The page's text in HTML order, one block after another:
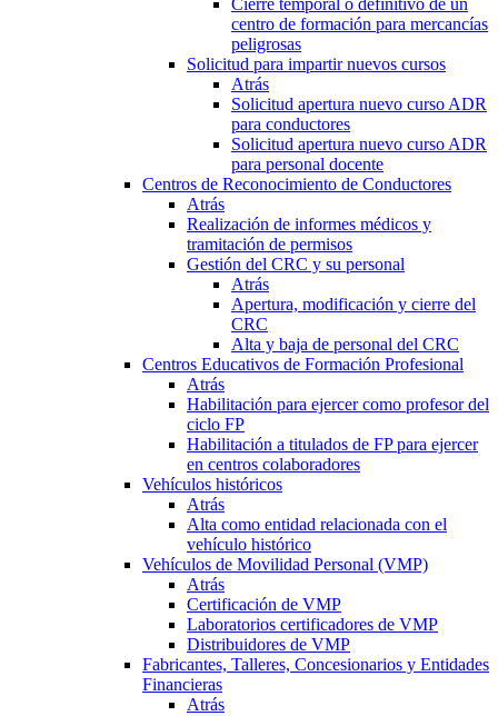
Cierre temporal o definitivo de un
centro de formación para mercancías
peligrosas
Solicitud para impartir nuevos cursos
Atrás
Solicitud apertura nuevo curso ADR
para conductores
Solicitud apertura nuevo curso ADR
para personal docente
Centros de Reconocimiento de Conductores
Atrás
Realización de informes médicos y
tramitación de permisos
Gestión del CRC y su personal
Atrás
Apertura, modificación y cierre del
CRC
Alta y baja de personal del CRC
Centros Educativos de Formación Profesional
Atrás
Habilitación para ejercer como profesor del
ciclo FP
Habilitación a titulados de FP para ejercer
en centros colaboradores
Vehículos históricos
Atrás
Alta como entidad relacionada con el
vehículo histórico
Vehículos de Movilidad Personal (VMP)
Atrás
Certificación de VMP
Laboratorios certificadores de VMP
Distribuidores de VMP
Fabricantes, Talleres, Concesionarios y Entidades
Financieras
Atrás